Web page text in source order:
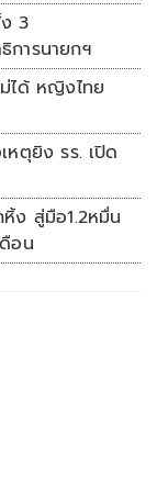
3
การนายกฯ
ม่ได้ หญิงไทย
หตุยิง รร. เปิด
หิ้ง สู่มือ1.2หมื่น
อน